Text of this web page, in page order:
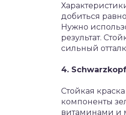
добиться
Нужно
результат.
сильный
4.
Стойкая
компоненты
витаминами и